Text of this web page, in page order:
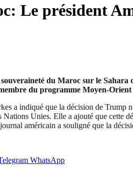
Le président
du Maroc sur le
du programme Moyen-
a indiqué que la décision de Trump
Unies. Elle a ajouté que cette
américain a souligné que la
WhatsApp